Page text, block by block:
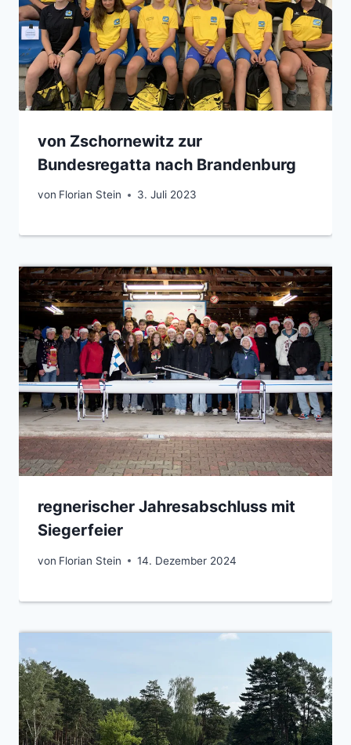
von Zschornewitz zur
Bundesregatta nach Brandenburg
von Florian Stein 3. Juli 2023
regnerischer Jahresabschluss mit
Siegerfeier
von Florian Stein 14. Dezember 2024